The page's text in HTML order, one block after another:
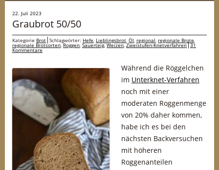
22. Juli 2023
Graubrot 50/50
Kategorie Brot Schlagwörter: Hefe, Lieblingsbrot, Öl, regional, regionale Brote,
regionale Brotsorten,Roggen, Sauerteig,Weizen,Zweistufen-Knetverfahren 31
Kommentare
Während die Röggelchen
im Unterknet-Verfahren
noch mit einer
moderaten Roggenmenge
von 20% daher kommen,
habe ich es bei den
nächsten Backversuchen
mit höheren
Roggenanteilen